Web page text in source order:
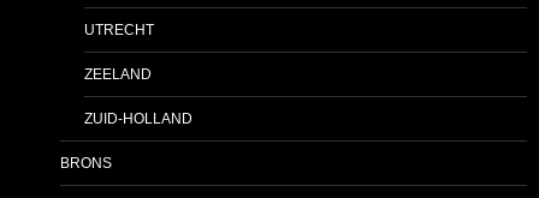
UTRECHT
ZEELAND
ZUID-HOLLAND
BRONS